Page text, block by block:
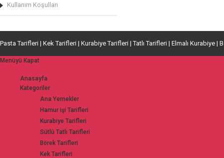
Kullanım Koşulları
Pasta Tarifleri | Kek Tarifleri | Kurabiye Tarifleri | Tatlı Tarifleri | Elmalı Kurabiye |
Menüyü Kapat
Anasayfa
Kategoriler
Ana Yemekler
Hamur işi Tarifleri
Kurabiye Tarifleri
Sütlü Tatlı Tarifleri
Börek Tarifleri
Kek Tarifleri